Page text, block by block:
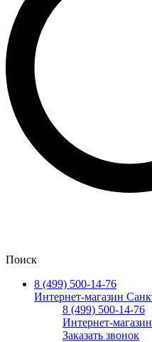
Поиск
8 (499) 500-14-76
Интернет-магазин
8 (499) 500-14-76
Интернет-
Заказать звонок